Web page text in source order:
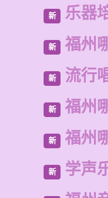
新 乐器
新 福州
新 流行
新 福州
新 福州
新 学声